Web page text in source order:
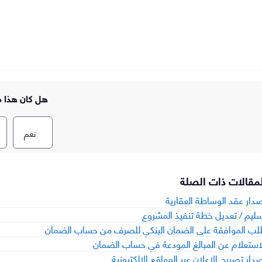
هل كان هذا
نعم
ذات الصلة
عقد الوساطة العقارية
/ تعديل خطة تنفيذ المشروع
الموافقة على الضمان البنكي للصرف من حساب الضمان
عن المبالغ المودعة في حساب الضمان
تصريح الإعلان عبر المواقع الإلكترونية